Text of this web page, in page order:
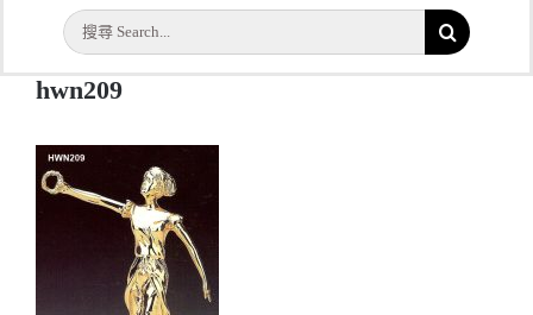
首頁
一天快取
實用系列
水晶獎座
搜
索
結
hwn209